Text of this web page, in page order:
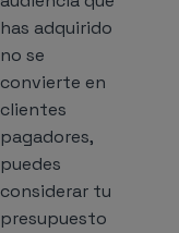
has adquirido
no se
convierte en
clientes
pagadores,
puedes
considerar tu
presupuesto